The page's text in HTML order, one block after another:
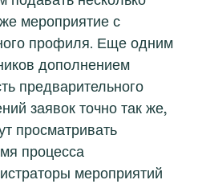
мероприятие с
профиля. Еще одним
дополнением
предварительного
заявок точно так же,
просматривать
процесса
мероприятий